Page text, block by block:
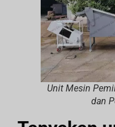
Unit Mesin
dan